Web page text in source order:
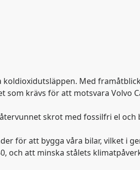
Med
krävs för att motsvara Volvo
skrot med fossilfri el
för att bygga våra bilar, vilket i
att minska stålets